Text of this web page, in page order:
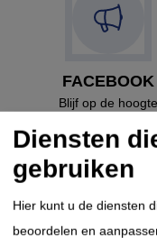
FACEBOOK
Blijf op de hoogte
Thematisch Brazilië
Duiken & Snorkelen in
Diensten
gebruiken
Hier kunt u de diensten
beoordelen en